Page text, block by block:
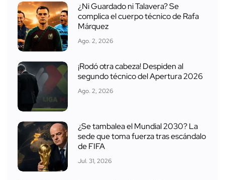
¿Ni Guardado ni Talavera? Se
complica el cuerpo técnico de Rafa
Márquez
Ago. 2, 2026
¡Rodó otra cabeza! Despiden al
segundo técnico del Apertura 2026
Ago. 2, 2026
¿Se tambalea el Mundial 2030? La
sede que toma fuerza tras escándalo
de FIFA
Jul. 31, 2026